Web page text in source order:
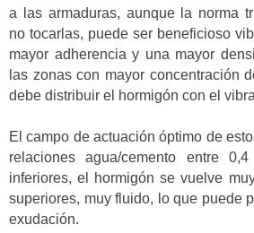
a las armaduras, aunque la norma
no tocarlas, puede ser beneficioso
mayor adherencia y una mayor
las zonas con mayor concentración
debe distribuir el hormigón con el
El campo de actuación óptimo de
relaciones agua/cemento entre
inferiores, el hormigón se vuelve
superiores, muy fluido, lo que puede
exudación.